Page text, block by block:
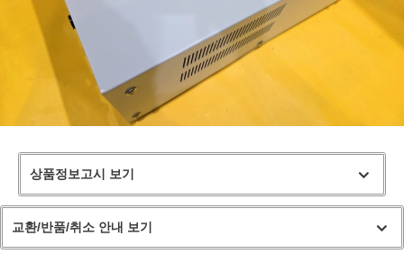
상품정보고시 보기
교환/반품/취소 안내 보기